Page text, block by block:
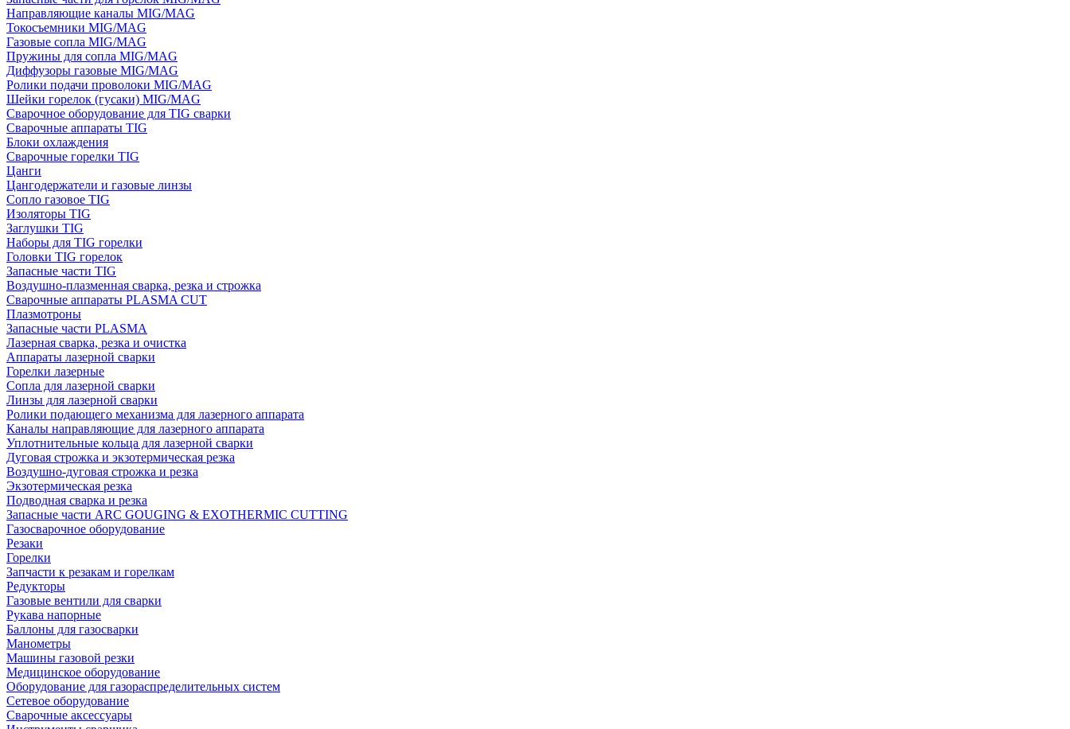
Направляющие каналы MIG/MAG
Токосъемники MIG/MAG
Газовые сопла MIG/MAG
Пружины для сопла MIG/MAG
Диффузоры газовые MIG/MAG
Ролики подачи проволоки MIG/MAG
Шейки горелок (гусаки) MIG/MAG
Сварочное оборудование для TIG сварки
Сварочные аппараты TIG
Блоки охлаждения
Сварочные горелки TIG
Цанги
Цангодержатели и газовые линзы
Сопло газовое TIG
Изоляторы TIG
Заглушки TIG
Наборы для TIG горелки
Головки TIG горелок
Запасные части TIG
Воздушно-плазменная сварка, резка и строжка
Сварочные аппараты PLASMA CUT
Плазмотроны
Запасные части PLASMA
Лазерная сварка, резка и очистка
Аппараты лазерной сварки
Горелки лазерные
Сопла для лазерной сварки
Линзы для лазерной сварки
Ролики подающего механизма для лазерного аппарата
Каналы направляющие для лазерного аппарата
Уплотнительные кольца для лазерной сварки
Дуговая строжка и экзотермическая резка
Воздушно-дуговая строжка и резка
Экзотермическая резка
Подводная сварка и резка
Запасные части ARC GOUGING & EXOTHERMIC CUTTING
Газосварочное оборудование
Резаки
Горелки
Запчасти к резакам и горелкам
Редукторы
Газовые вентили для сварки
Рукава напорные
Баллоны для газосварки
Манометры
Машины газовой резки
Медицинское оборудование
Оборудование для газораспределительных систем
Сетевое оборудование
Сварочные аксессуары